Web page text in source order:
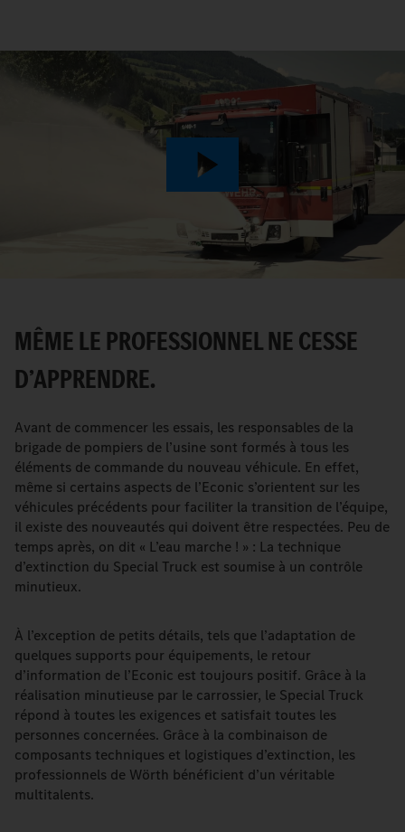
Play
Video
MÊME LE PROFESSIONNEL NE CESSE
D’APPRENDRE.
Avant de commencer les essais, les responsables de la
brigade de pompiers de l’usine sont formés à tous les
éléments de commande du nouveau véhicule. En effet,
même si certains aspects de l’Econic s’orientent sur les
véhicules précédents pour faciliter la transition de l’équipe,
il existe des nouveautés qui doivent être respectées. Peu de
temps après, on dit « L’eau marche ! » : La technique
d’extinction du Special Truck est soumise à un contrôle
minutieux.
À l’exception de petits détails, tels que l’adaptation de
quelques supports pour équipements, le retour
d’information de l’Econic est toujours positif. Grâce à la
réalisation minutieuse par le carrossier, le Special Truck
répond à toutes les exigences et satisfait toutes les
personnes concernées. Grâce à la combinaison de
composants techniques et logistiques d’extinction, les
professionnels de Wörth bénéficient d’un véritable
multitalents.